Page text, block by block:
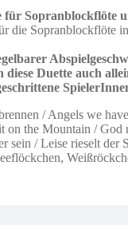
für Sopranblockflöte
die Sopranblockflöte
diese Duette auch
/ Angels we
the Mountain /
sein / Leise rieselt